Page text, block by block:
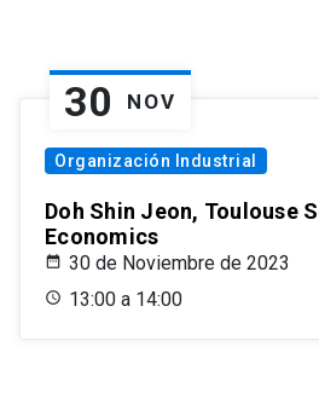
30 NOV
Organización Industrial
Doh Shin Jeon, Toulouse
Economics
30 de Noviembre de 2023
13:00 a 14:00